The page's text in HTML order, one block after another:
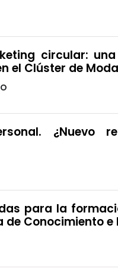
circular:
el Clúster de Moda
¿Nuevo
para la
Conocimiento e